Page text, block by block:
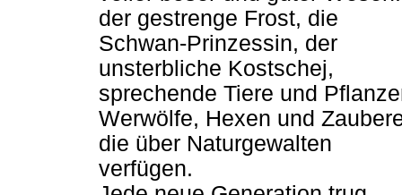
der gestrenge Frost, die
Schwan-Prinzessin, der
unsterbliche Kostschej,
sprechende Tiere und
Werwölfe, Hexen und
die über Naturgewalten
verfügen.